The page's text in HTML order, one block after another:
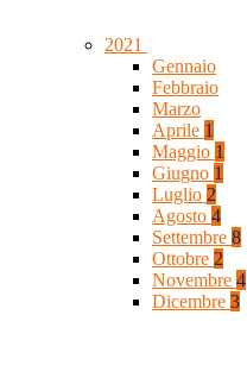
2021
Gennaio
Febbraio
Marzo
Aprile 1
Maggio 1
Giugno 1
Luglio 2
Agosto 4
Settembre 8
Ottobre 2
Novembre 4
Dicembre 3